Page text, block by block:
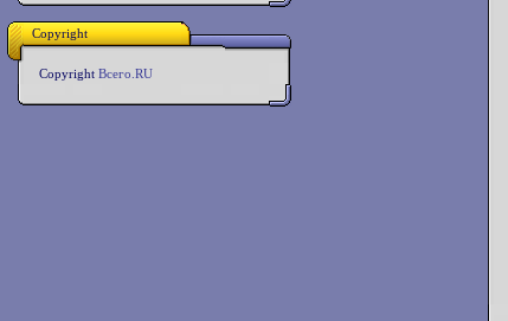
Copyright
Copyright Всего.RU